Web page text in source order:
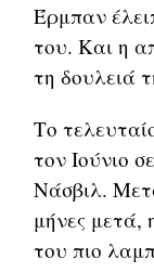
Έρμπαν
του. Και η
τη δουλειά
Το
τον Ιούνιο
Νάσβιλ.
μήνες μετά,
του πιο